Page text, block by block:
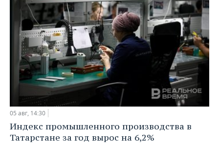
05 авг, 14:30
Индекс промышленного производства в
Татарстане за год вырос на 6,2%